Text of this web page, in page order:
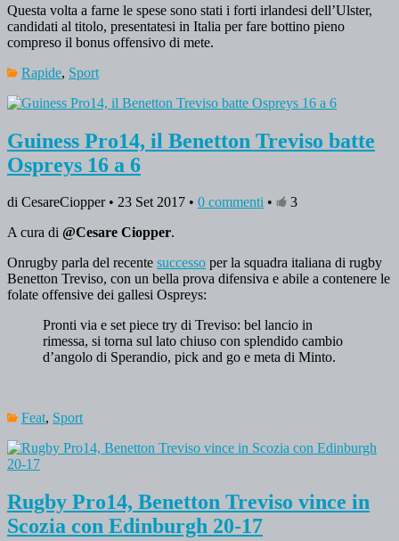
Questa volta a farne le spese sono stati i forti irlandesi dell’Ulster,
candidati al titolo, presentatesi in Italia per fare bottino pieno
compreso il bonus offensivo di mete.
Rapide, Sport
Guiness Pro14, il Benetton Treviso batte
Ospreys 16 a 6
di CesareCiopper • 23 Set 2017 • 0 commenti •
3
A cura di @Cesare Ciopper.
Onrugby parla del recente successo per la squadra italiana di rugby
Benetton Treviso, con un bella prova difensiva e abile a contenere le
folate offensive dei gallesi Ospreys:
Pronti via e set piece try di Treviso: bel lancio in
rimessa, si torna sul lato chiuso con splendido cambio
d’angolo di Sperandio, pick and go e meta di Minto.
Feat, Sport
Rugby Pro14, Benetton Treviso vince in
Scozia con Edinburgh 20-17